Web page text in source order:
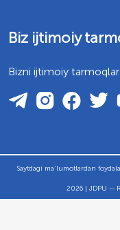
Biz ijtimoiy
Bizni ijtimoiy
Saytdagi ma'lumotlardan
2026 | JDPU —